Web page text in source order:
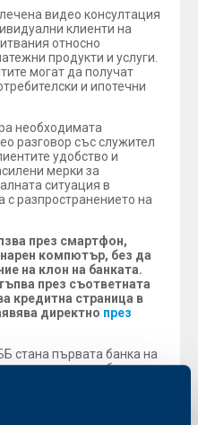
видео консултация
клиенти на
относно
продукти и услуги.
могат да получат
и ипотечни
необходимата
разговор със служител
удобство и
мерки за
ситуация в
с разпространението на
през смартфон,
компютър, без да
на клон на банката.
през съответната
кредитна страница в
директно през
стана първата банка на
на своите бизнес
и други дружества